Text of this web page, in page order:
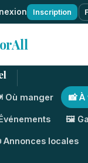
Inscription
Où manger 📸
🖼️
Annonces locales